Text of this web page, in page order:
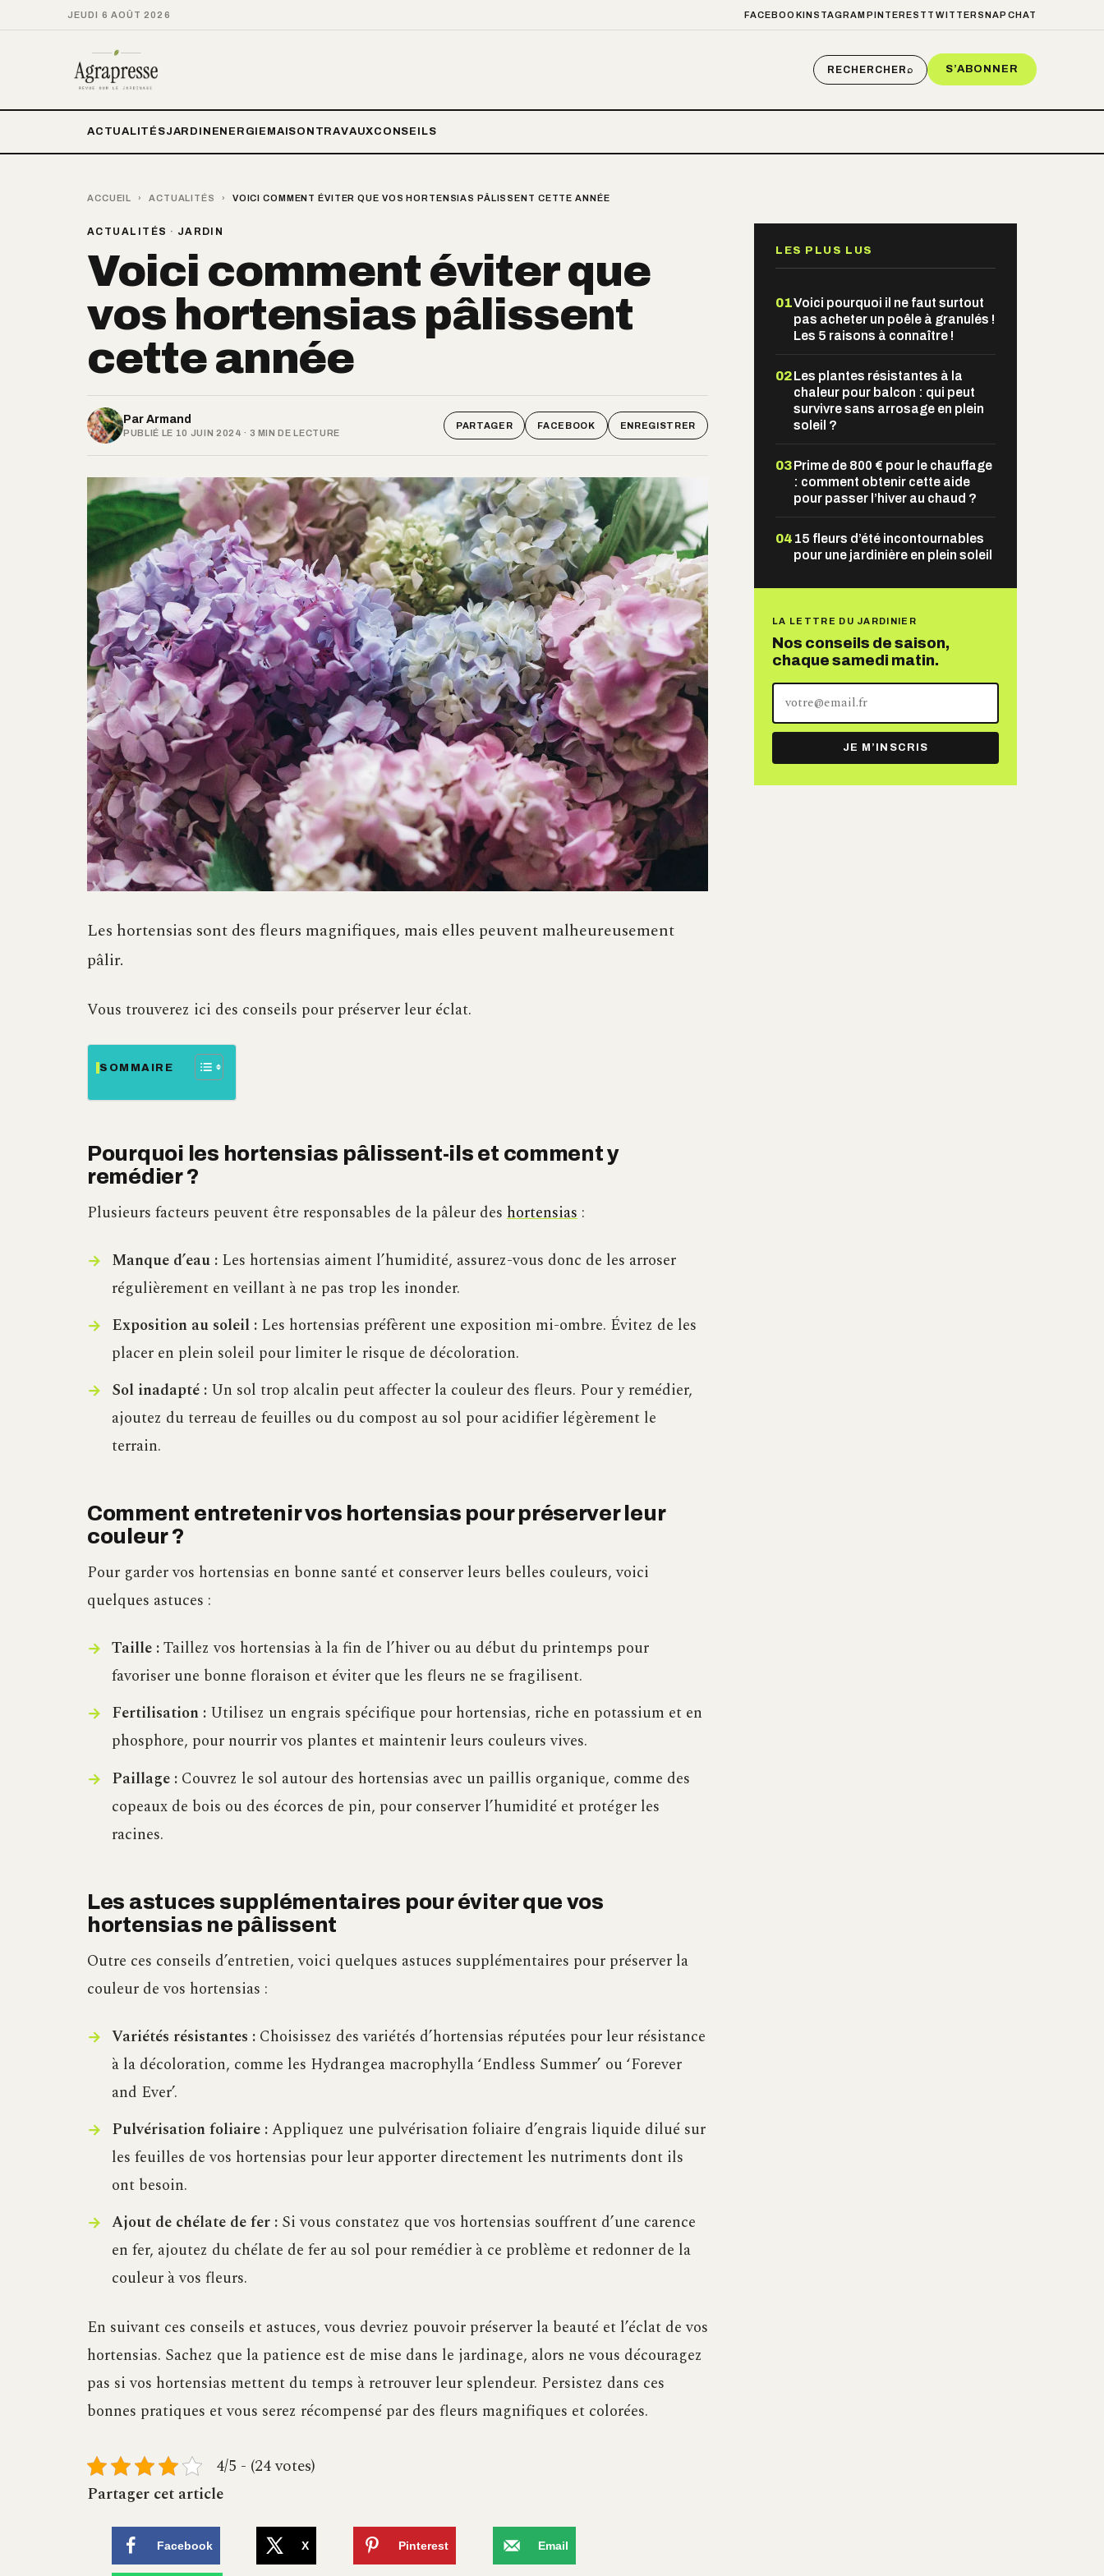
JEUDI 6 AOÛT 2026 FACEBOOKINSTAGRAM PINTEREST TWITTER SNAPCHAT
RECHERCHER⌕ S’ABONNER
ACTUALITÉSJARDIN ENERGIE MAISON TRAVAUXCONSEILS
ACCUEIL › ACTUALITÉS › VOICI COMMENT ÉVITER QUE VOS HORTENSIAS PÂLISSENT CETTE ANNÉE
ACTUALITÉS · JARDIN
Voici comment éviter que
vos hortensias pâlissent
cette année
Par Armand
PUBLIÉ LE 10 JUIN 2024 · 3 MIN DE LECTURE
PARTAGER FACEBOOK ENREGISTRER
Les hortensias sont des fleurs magnifiques, mais elles peuvent malheureusement
pâlir.
Vous trouverez ici des conseils pour préserver leur éclat.
SOMMAIRE
Pourquoi les hortensias pâlissent-ils et comment y
remédier ?
Plusieurs facteurs peuvent être responsables de la pâleur des hortensias :
Manque d’eau :Les hortensias aiment l’humidité, assurez-vous donc de les arroser
régulièrement en veillant à ne pas trop les inonder.
Exposition au soleil :Les hortensias préfèrent une exposition mi-ombre. Évitez de les
placer en plein soleil pour limiter le risque de décoloration.
Sol inadapté :Un sol trop alcalin peut affecter la couleur des fleurs. Pour y remédier,
ajoutez du terreau de feuilles ou du compost au sol pour acidifier légèrement le
terrain.
Comment entretenir vos hortensias pour préserver leur
couleur ?
Pour garder vos hortensias en bonne santé et conserver leurs belles couleurs, voici
quelques astuces :
Taille :Taillez vos hortensias à la fin de l’hiver ou au début du printemps pour
favoriser une bonne floraison et éviter que les fleurs ne se fragilisent.
Fertilisation :Utilisez un engrais spécifique pour hortensias, riche en potassium et en
phosphore, pour nourrir vos plantes et maintenir leurs couleurs vives.
Paillage :Couvrez le sol autour des hortensias avec un paillis organique, comme des
copeaux de bois ou des écorces de pin, pour conserver l’humidité et protéger les
racines.
Les astuces supplémentaires pour éviter que vos
hortensias ne pâlissent
Outre ces conseils d’entretien, voici quelques astuces supplémentaires pour préserver la
couleur de vos hortensias :
Variétés résistantes :Choisissez des variétés d’hortensias réputées pour leur résistance
à la décoloration, comme les Hydrangea macrophylla ‘Endless Summer’ ou ‘Forever
and Ever’.
Pulvérisation foliaire :Appliquez une pulvérisation foliaire d’engrais liquide dilué sur
les feuilles de vos hortensias pour leur apporter directement les nutriments dont ils
ont besoin.
Ajout de chélate de fer :Si vous constatez que vos hortensias souffrent d’une carence
en fer, ajoutez du chélate de fer au sol pour remédier à ce problème et redonner de la
couleur à vos fleurs.
En suivant ces conseils et astuces, vous devriez pouvoir préserver la beauté et l’éclat de vos
hortensias. Sachez que la patience est de mise dans le jardinage, alors ne vous découragez
pas si vos hortensias mettent du temps à retrouver leur splendeur. Persistez dans ces
bonnes pratiques et vous serez récompensé par des fleurs magnifiques et colorées.
4/5 - (24 votes)
Partager cet article
Facebook X Pinterest Email
LES PLUS LUS
01Voici pourquoi il ne faut surtout
pas acheter un poêle à granulés !
Les 5 raisons à connaître !
02Les plantes résistantes à la
chaleur pour balcon : qui peut
survivre sans arrosage en plein
soleil ?
03Prime de 800 € pour le chauffage
: comment obtenir cette aide
pour passer l’hiver au chaud ?
04 15 fleurs d’été incontournables
pour une jardinière en plein soleil
LA LETTRE DU JARDINIER
Nos conseils de saison,
chaque samedi matin.
adresse
mail
JE M’INSCRIS